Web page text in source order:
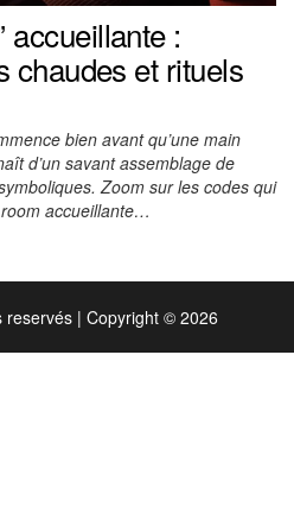
accueillante :
chaudes et rituels
bien avant qu’une main
d’un savant assemblage de
Zoom sur les codes qui
accueillante…
reservés | Copyright © 2026